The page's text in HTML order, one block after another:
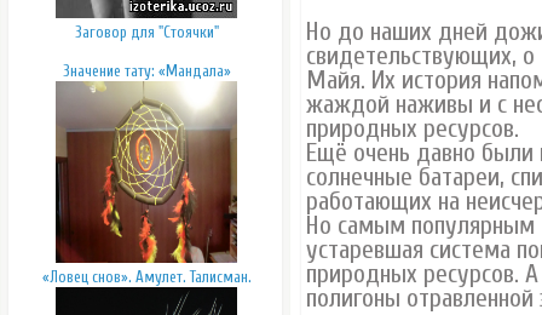
Заговор для "Стоячки"
Значение тату: «Мандала»
«Ловец снов». Амулет. Талисман.
Но до наших дней
свидетельствующих,
Майя. Их история
жаждой наживы и с
природных ресурсов.
Ещё очень давно были
солнечные батареи,
работающих на
Но самым популярным
устаревшая система
природных ресурсов.
полигоны отравленной